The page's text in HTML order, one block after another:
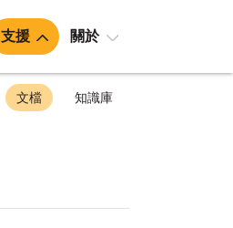
支援 關於
文檔 知識庫